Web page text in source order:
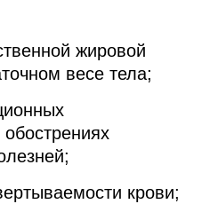
жировой
весе тела;
крови;